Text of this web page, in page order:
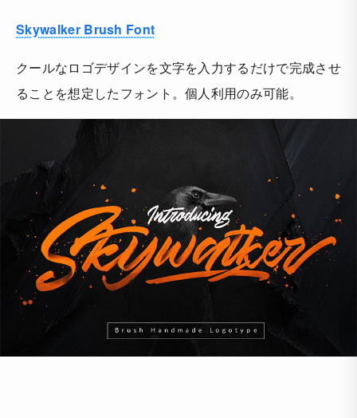
Skywalker Brush Font
クールなロゴデザインを文字を入力するだけで完成させ
ることを想定したフォント。個人利用のみ可能。